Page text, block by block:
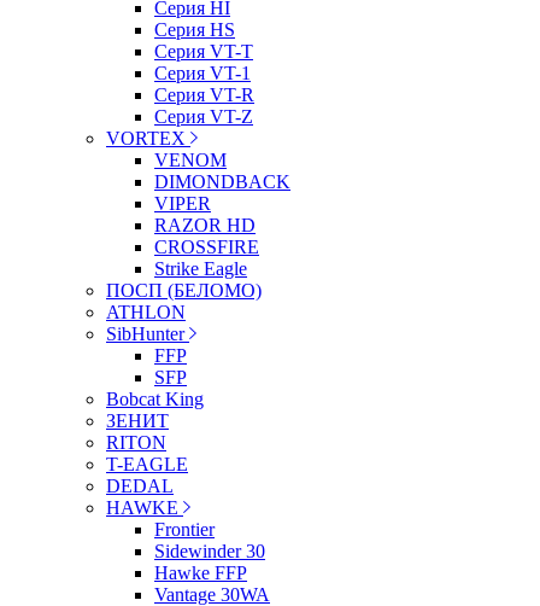
Серия HI
Серия HS
Серия VT-T
Серия VT-1
Серия VT-R
Серия VT-Z
VORTEX
VENOM
DIMONDBACK
VIPER
RAZOR HD
CROSSFIRE
Strike Eagle
ПОСП (БЕЛОМО)
ATHLON
SibHunter
FFP
SFP
Bobcat King
ЗЕНИТ
RITON
T-EAGLE
DEDAL
HAWKE
Frontier
Sidewinder 30
Hawke FFP
Vantage 30WA